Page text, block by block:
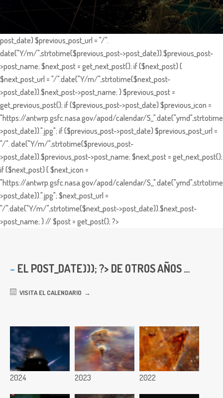
post_date) $previous_post_url = "/".
date("Y/m/",strtotime($previous_post->post_date)).$previous_post-
>post_name; $next_post = get_next_post(); if ($next_post) {
$next_post_url = "/".date("Y/m/",strtotime($next_post-
>post_date)).$next_post->post_name; } $previous_post =
get_previous_post(); if ($previous_post->post_date) $previous_icon =
"https://antwrp.gsfc.nasa.gov/apod/calendar/
>post_date)).".jpg"; if ($previous_post->post_date) $previous_post_url =
"/". date("Y/m/",strtotime($previous_post-
>post_date)).$previous_post->post_name; $next_post = get_next_post();
if ($next_post) { $next_icon =
"https://antwrp.gsfc.nasa.gov/apod/calendar/
>post_date)).".jpg"; $next_post_url =
"/".date("Y/m/",strtotime($next_post->post_date)).$next_post-
>post_name; } // $post = get_post(); ?>
EL POST_DATE))); ?> DE OTROS AÑOS ...
VISITA EL CALENDARIO
2024 2023 2022